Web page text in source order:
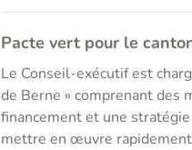
Pacte vert pour le
Le Conseil-exécutif est
de Berne » comprenant des
financement et une
mettre en œuvre